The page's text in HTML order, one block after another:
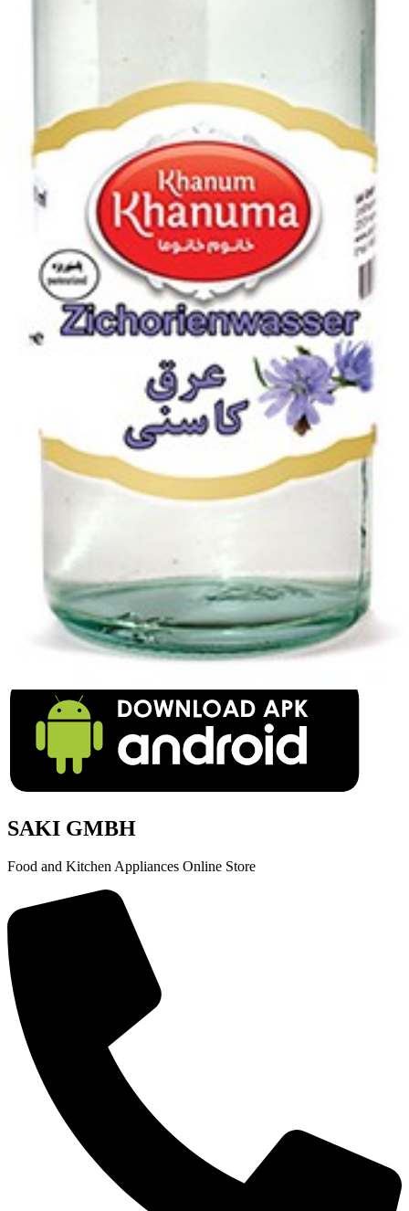
Login to see prices
Chicoree Extrakt 400m Menge
SAKI GMBH
Food and Kitchen Appliances Online Store